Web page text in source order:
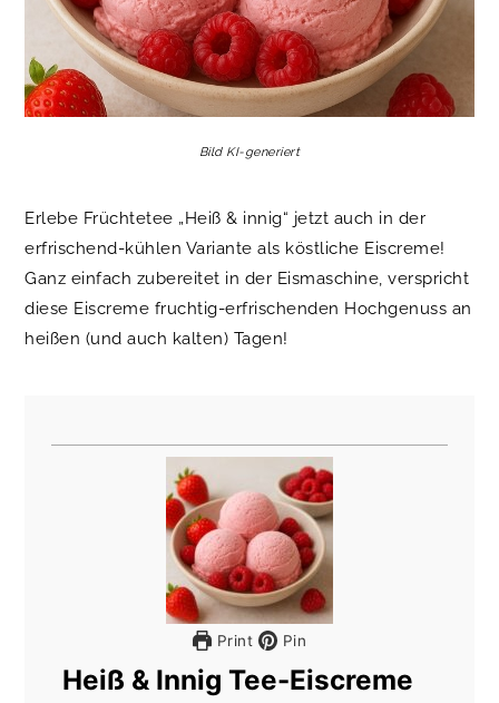
Bild KI-generiert
Erlebe Früchtetee „Heiß & innig“ jetzt auch in der
erfrischend-kühlen Variante als köstliche Eiscreme!
Ganz einfach zubereitet in der Eismaschine, verspricht
diese Eiscreme fruchtig-erfrischenden Hochgenuss an
heißen (und auch kalten) Tagen!
Print Pin
Heiß & Innig Tee-Eiscreme